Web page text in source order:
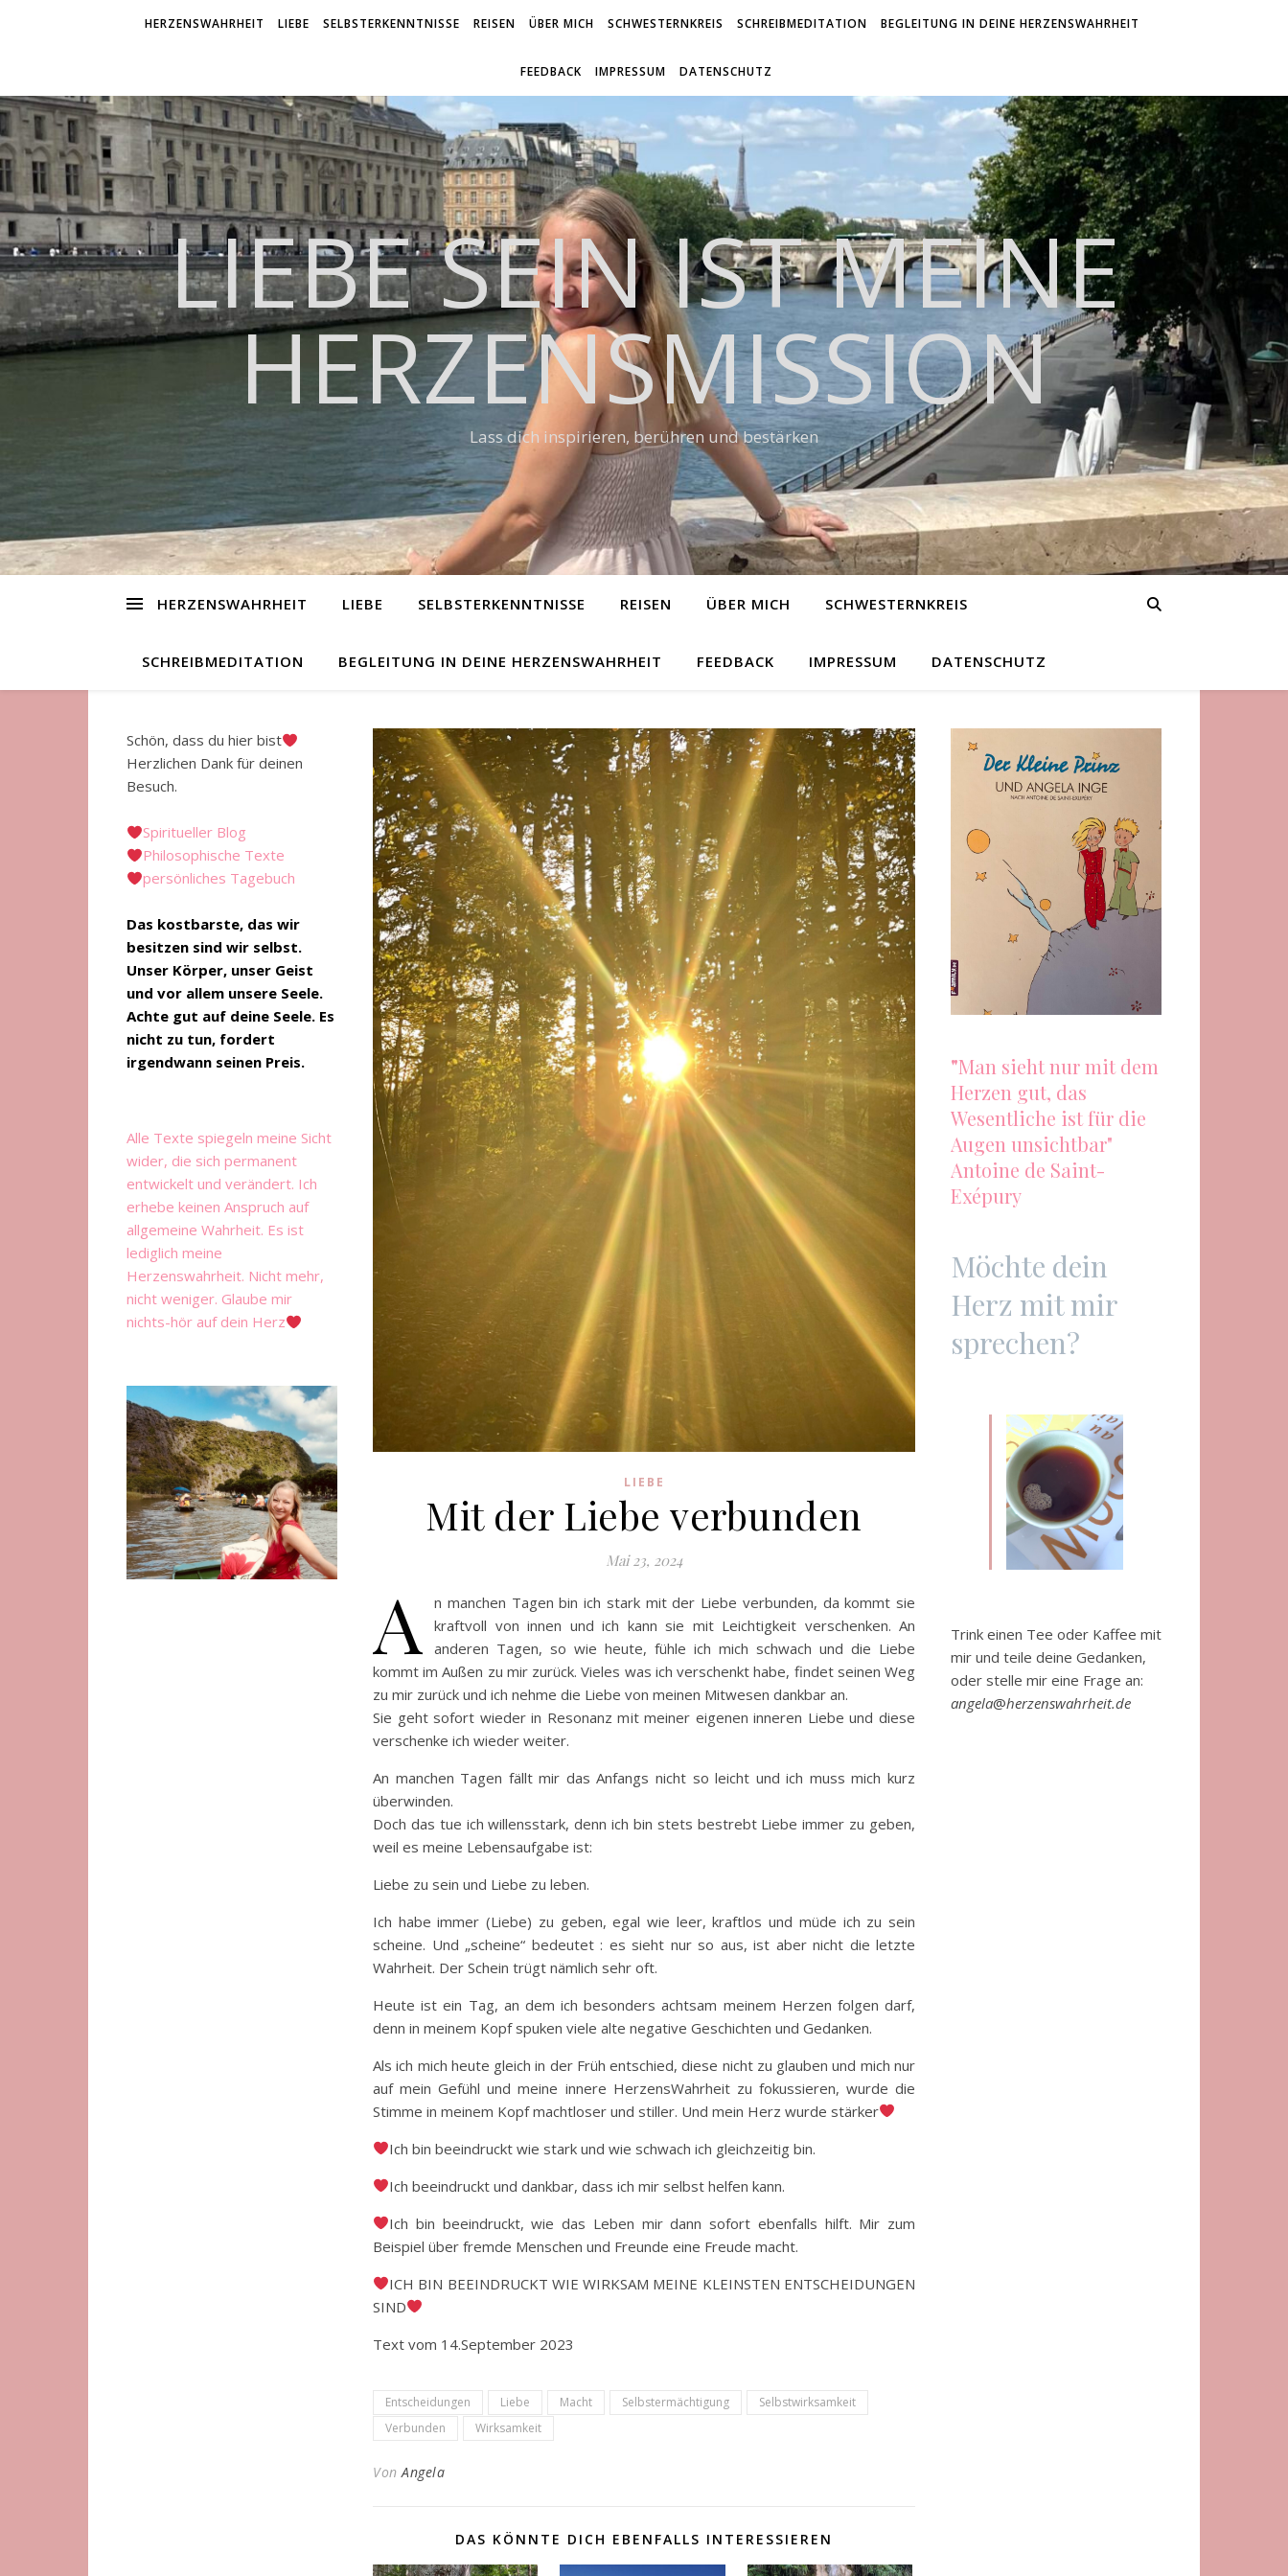
HERZENSWAHRHEIT LIEBE SELBSTERKENNTNISSE REISEN ÜBER MICH SCHWESTERNKREIS SCHREIBMEDITATION BEGLEITUNG IN DEINE HERZENSWAHRHEIT
FEEDBACK IMPRESSUM DATENSCHUTZ
LIEBE SEIN IST MEINE
HERZENSMISSION
Lass dich inspirieren, berühren und bestärken
HERZENSWAHRHEIT LIEBE SELBSTERKENNTNISSE REISEN ÜBER MICH SCHWESTERNKREIS
SCHREIBMEDITATION BEGLEITUNG IN DEINE HERZENSWAHRHEIT FEEDBACK IMPRESSUM DATENSCHUTZ
Schön, dass du hier bist
Herzlichen Dank für deinen
Besuch.
Spiritueller Blog
Philosophische Texte
persönliches Tagebuch
Das kostbarste, das wir
besitzen sind wir selbst.
Unser Körper, unser Geist
und vor allem unsere Seele.
Achte gut auf deine Seele. Es
nicht zu tun, fordert
irgendwann seinen Preis.
Alle Texte spiegeln meine Sicht
wider, die sich permanent
entwickelt und verändert. Ich
erhebe keinen Anspruch auf
allgemeine Wahrheit. Es ist
lediglich meine
Herzenswahrheit. Nicht mehr,
nicht weniger. Glaube mir
nichts-hör auf dein Herz
LIEBE
Mit der Liebe verbunden
Mai 23, 2024
A
n manchen Tagen bin ich stark mit der Liebe verbunden, da kommt sie
kraftvoll von innen und ich kann sie mit Leichtigkeit verschenken. An
anderen Tagen, so wie heute, fühle ich mich schwach und die Liebe
kommt im Außen zu mir zurück. Vieles was ich verschenkt habe, findet seinen Weg
zu mir zurück und ich nehme die Liebe von meinen Mitwesen dankbar an.
Sie geht sofort wieder in Resonanz mit meiner eigenen inneren Liebe und diese
verschenke ich wieder weiter.
An manchen Tagen fällt mir das Anfangs nicht so leicht und ich muss mich kurz
überwinden.
Doch das tue ich willensstark, denn ich bin stets bestrebt Liebe immer zu geben,
weil es meine Lebensaufgabe ist:
Liebe zu sein und Liebe zu leben.
Ich habe immer (Liebe) zu geben, egal wie leer, kraftlos und müde ich zu sein
scheine. Und „scheine“ bedeutet : es sieht nur so aus, ist aber nicht die letzte
Wahrheit. Der Schein trügt nämlich sehr oft.
Heute ist ein Tag, an dem ich besonders achtsam meinem Herzen folgen darf,
denn in meinem Kopf spuken viele alte negative Geschichten und Gedanken.
Als ich mich heute gleich in der Früh entschied, diese nicht zu glauben und mich nur
auf mein Gefühl und meine innere HerzensWahrheit zu fokussieren, wurde die
Stimme in meinem Kopf machtloser und stiller. Und mein Herz wurde stärker
Ich bin beeindruckt wie stark und wie schwach ich gleichzeitig bin.
Ich beeindruckt und dankbar, dass ich mir selbst helfen kann.
Ich bin beeindruckt, wie das Leben mir dann sofort ebenfalls hilft. Mir zum
Beispiel über fremde Menschen und Freunde eine Freude macht.
ICH BIN BEEINDRUCKT WIE WIRKSAM MEINE KLEINSTEN ENTSCHEIDUNGEN
SIND
Text vom 14.September 2023
Entscheidungen Liebe Macht Selbstermächtigung
Selbstwirksamkeit
Verbunden
Wirksamkeit
Von Angela
DAS KÖNNTE DICH EBENFALLS INTERESSIEREN
"Man sieht nur mit dem
Herzen gut, das
Wesentliche ist für die
Augen unsichtbar"
Antoine de Saint-
Exépury
Möchte dein
Herz mit mir
sprechen?
Trink einen Tee oder Kaffee mit
mir und teile deine Gedanken,
oder stelle mir eine Frage an:
angela@herzenswahrheit.de